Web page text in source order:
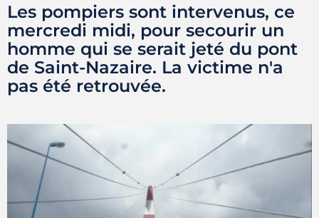
Les pompiers sont intervenus, ce
mercredi midi, pour secourir un
homme qui se serait jeté du pont
de Saint-Nazaire. La victime n'a
pas été retrouvée.